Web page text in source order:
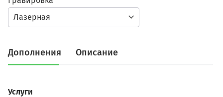
Лазерная
Дополнения Описание
Услуги